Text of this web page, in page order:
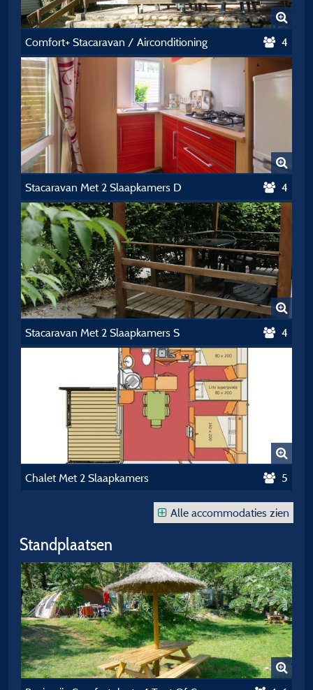
Comfort+ Stacaravan / Airconditioning 4
Stacaravan Met 2 Slaapkamers D 4
Stacaravan Met 2 Slaapkamers S 4
Chalet Met 2 Slaapkamers 5
Alle accommodaties zien
Standplaatsen